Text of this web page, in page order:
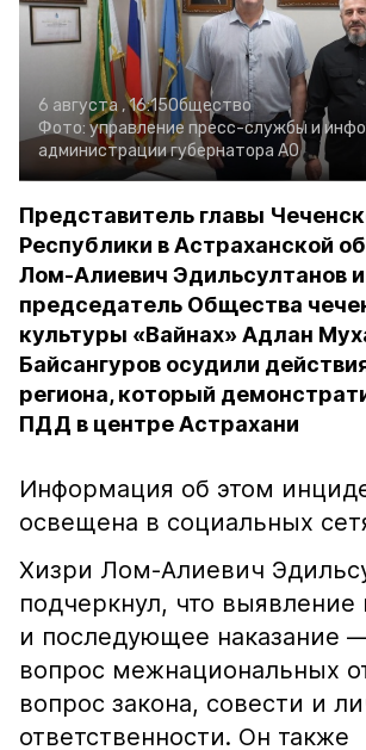
6 августа , 16:15Общество
Фото: управление пресс-службы и
администрации губернатора АО
Представитель главы
Республики в Астраханской
Лом-Алиевич Эдильсултанов и
председатель Общества
культуры «Вайнах» Адлан
Байсангуров осудили
региона, который
ПДД в центре Астрахани
Информация об этом
освещена в социальных
Хизри Лом-Алиевич
подчеркнул, что
и последующее наказание
вопрос межнациональных
вопрос закона, совести и
ответственности. Он также